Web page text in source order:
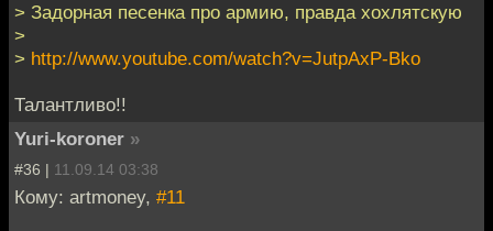
> Задорная песенка про армию, правда хохлятскую
>
> http://www.youtube.com/watch?v=JutpAxP-Bko
Талантливо!!
Yuri-koroner »
#36 | 11.09.14 03:38
Кому: artmoney, #11